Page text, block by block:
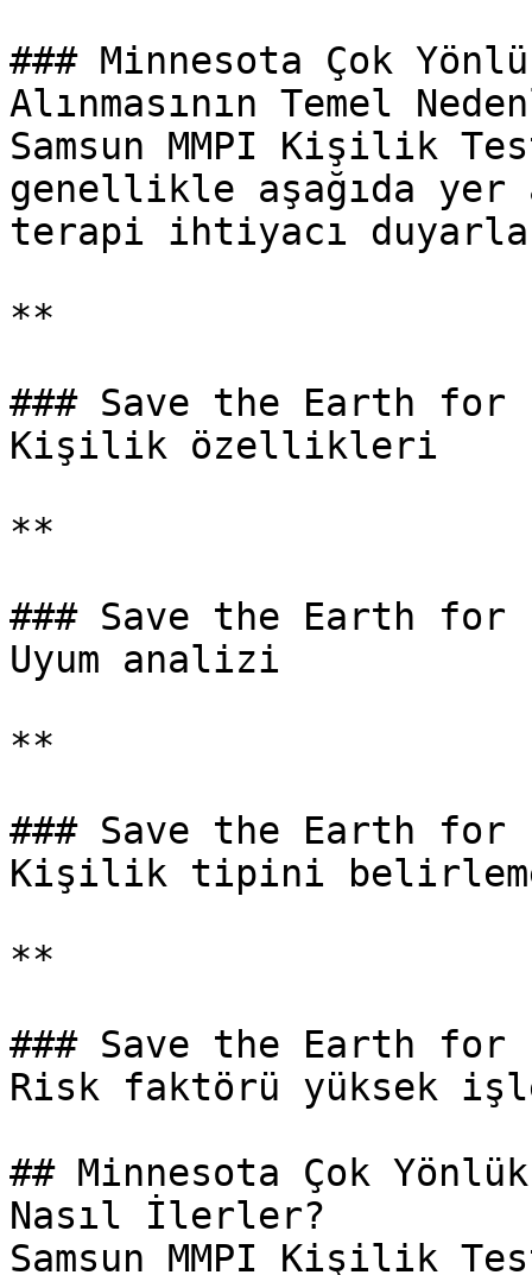
### Minnesota Çok
Alınmasının Temel
Samsun MMPI Kişilik
genellikle aşağıda
terapi ihtiyacı
**
### Save the Earth for
Kişilik özellikleri
**
### Save the Earth for
Uyum analizi
**
### Save the Earth for
Kişilik tipini
**
### Save the Earth for
Risk faktörü yüksek
## Minnesota Çok
Nasıl İlerler?
Samsun MMPI Kişilik